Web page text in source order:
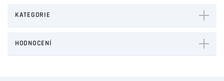
KATEGORIE
HODNOCENÍ